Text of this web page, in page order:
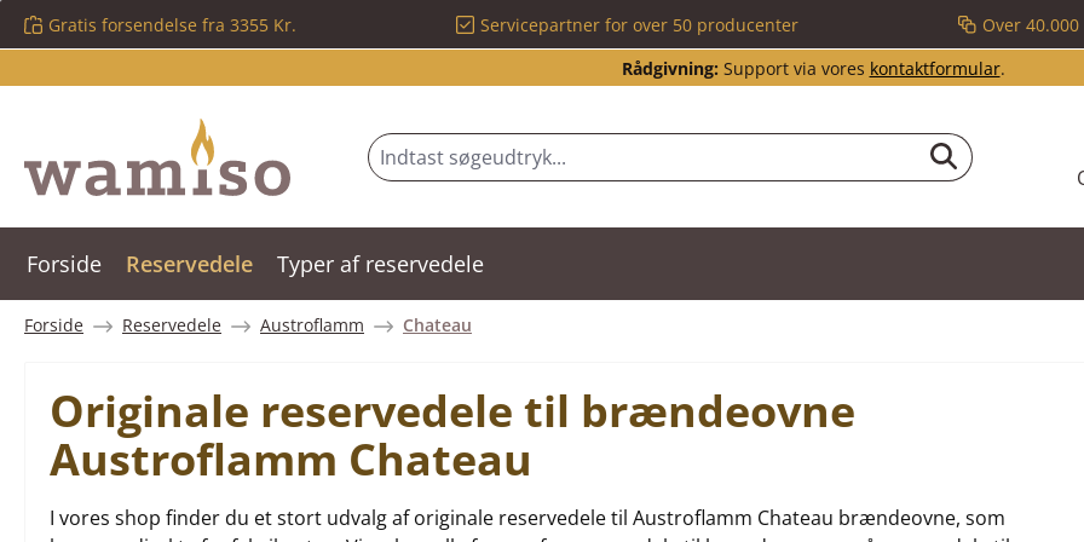
til hovedindhold
Spring til søgning
Gå til hovednavigation
Gratis forsendelse fra 3355 Kr. Servicepartner for over 50 producenter Over
Rådgivning: Support via vores kontaktformular.
Forside Reservedele Typer af reservedele
Forside Reservedele Austroflamm Chateau
Originale reservedele til brændeovne
Austroflamm Chateau
I vores shop finder du et stort udvalg af originale reservedele til Austroflamm Chateau brændeovne, som